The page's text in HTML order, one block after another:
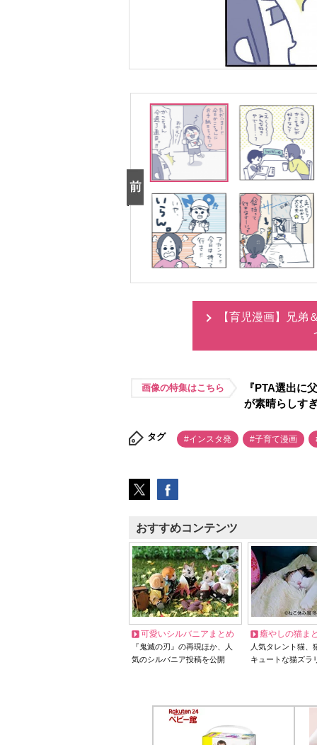
【育児漫画】兄弟
画像の特集はこちら
『PTA選出に
が素晴らしす
タグ #インスタ発 #子育て漫画
おすすめコンテンツ
可愛いシルバニアまとめ
『鬼滅の刃』の再現ほか、人
気のシルバニア投稿を公開
癒やしの猫ま
人気タレント猫
キュートな猫ズラ